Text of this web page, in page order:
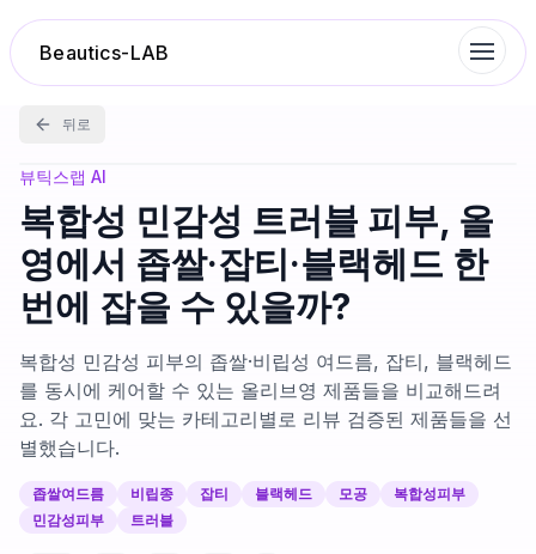
Beautics-LAB
랭킹
성분분석
나의 스킨케어
대화 이력
찜 목록
루틴탐색
뒤로
뷰틱스랩 AI
복합성 민감성 트러블 피부, 올
영에서 좁쌀·잡티·블랙헤드 한
번에 잡을 수 있을까?
복합성 민감성 피부의 좁쌀·비립성 여드름, 잡티, 블랙헤드
를 동시에 케어할 수 있는 올리브영 제품들을 비교해드려
요. 각 고민에 맞는 카테고리별로 리뷰 검증된 제품들을 선
별했습니다.
좁쌀여드름 비립종 잡티 블랙헤드 모공
복합성피부
민감성피부
트러블